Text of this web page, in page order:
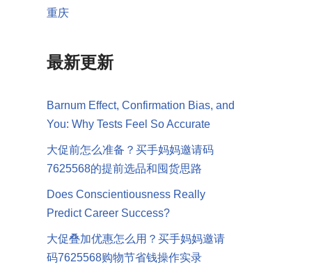
重庆
最新更新
Barnum Effect, Confirmation Bias, and
You: Why Tests Feel So Accurate
大促前怎么准备？买手妈妈邀请码
7625568的提前选品和囤货思路
Does Conscientiousness Really
Predict Career Success?
大促叠加优惠怎么用？买手妈妈邀请
码7625568购物节省钱操作实录